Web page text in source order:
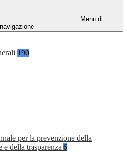
Menu di
navigazione
190
per la prevenzione della
e della trasparenza 6